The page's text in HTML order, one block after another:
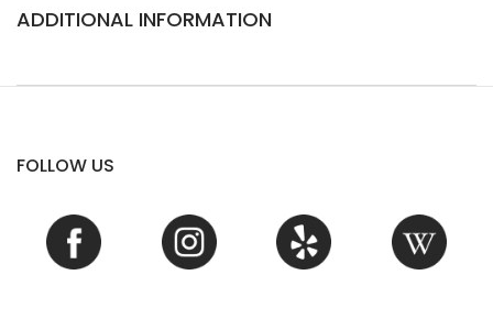
ADDITIONAL INFORMATION
FOLLOW US